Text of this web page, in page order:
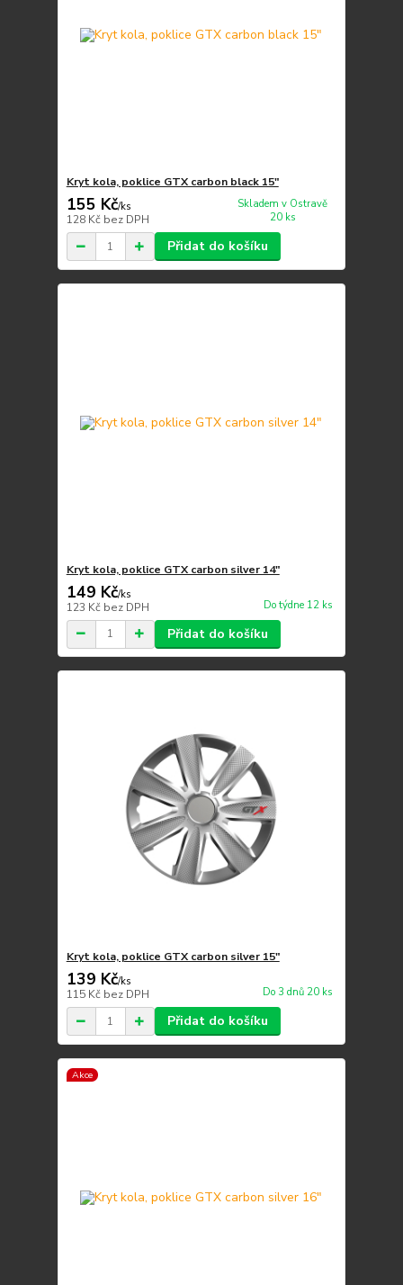
Kryt kola, poklice GTX carbon black 15"
155 Kč/ks
128 Kč bez DPH
Skladem v Ostravě
20 ks
Přidat do košíku
Kryt kola, poklice GTX carbon silver 14"
149 Kč/ks
123 Kč bez DPH Do týdne 12 ks
Přidat do košíku
Kryt kola, poklice GTX carbon silver 15"
139 Kč/ks
115 Kč bez DPH Do 3 dnů 20 ks
Přidat do košíku
Akce